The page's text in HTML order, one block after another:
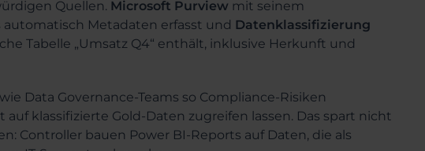
Quellen. Microsoft Purview mit seinem
automatisch Metadaten erfasst und Datenklassifizierung
Tabelle „Umsatz Q4“ enthält, inklusive Herkunft und
Data Governance-Teams so Compliance-Risiken
klassifizierte Gold-Daten zugreifen lassen. Das spart nicht
Controller bauen Power BI-Reports auf Daten, die als